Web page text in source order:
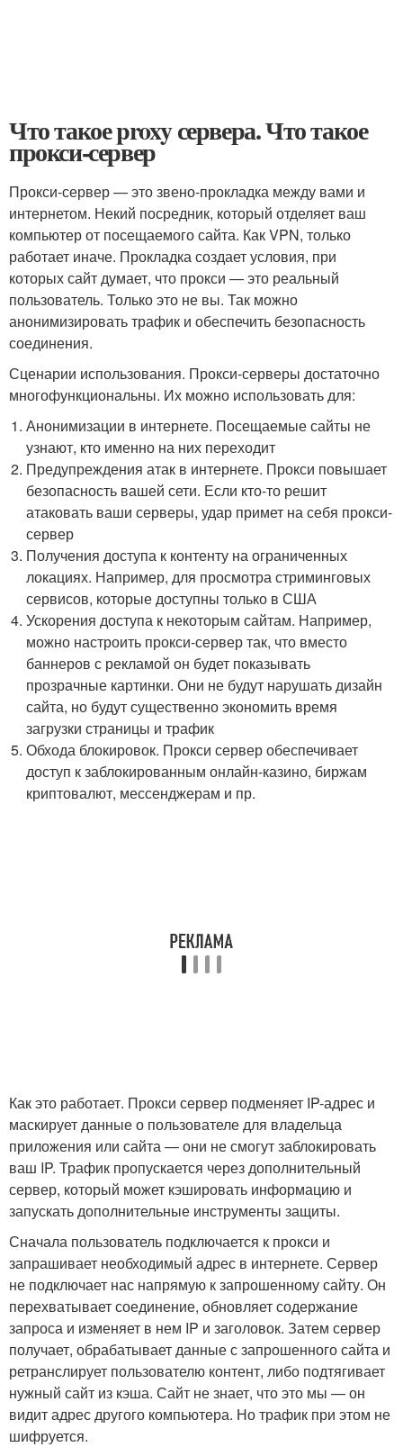
Что такое proxy сервера. Что такое
прокси-сервер
Прокси-сервер — это звено-прокладка между вами и
интернетом. Некий посредник, который отделяет ваш
компьютер от посещаемого сайта. Как VPN, только
работает иначе. Прокладка создает условия, при
которых сайт думает, что прокси — это реальный
пользователь. Только это не вы. Так можно
анонимизировать трафик и обеспечить безопасность
соединения.
Сценарии использования. Прокси-серверы достаточно
многофункциональны. Их можно использовать для:
Анонимизации в интернете. Посещаемые сайты не
узнают, кто именно на них переходит
Предупреждения атак в интернете. Прокси повышает
безопасность вашей сети. Если кто-то решит
атаковать ваши серверы, удар примет на себя прокси-
сервер
Получения доступа к контенту на ограниченных
локациях. Например, для просмотра стриминговых
сервисов, которые доступны только в США
Ускорения доступа к некоторым сайтам. Например,
можно настроить прокси-сервер так, что вместо
баннеров с рекламой он будет показывать
прозрачные картинки. Они не будут нарушать дизайн
сайта, но будут существенно экономить время
загрузки страницы и трафик
Обхода блокировок. Прокси сервер обеспечивает
доступ к заблокированным онлайн-казино, биржам
криптовалют, мессенджерам и пр.
Как это работает. Прокси сервер подменяет IP-адрес и
маскирует данные о пользователе для владельца
приложения или сайта — они не смогут заблокировать
ваш IP. Трафик пропускается через дополнительный
сервер, который может кэшировать информацию и
запускать дополнительные инструменты защиты.
Сначала пользователь подключается к прокси и
запрашивает необходимый адрес в интернете. Сервер
не подключает нас напрямую к запрошенному сайту. Он
перехватывает соединение, обновляет содержание
запроса и изменяет в нем IP и заголовок. Затем сервер
получает, обрабатывает данные с запрошенного сайта и
ретранслирует пользователю контент, либо подтягивает
нужный сайт из кэша. Сайт не знает, что это мы — он
видит адрес другого компьютера. Но трафик при этом не
шифруется.